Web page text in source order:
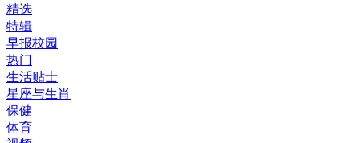
精选
特辑
早报校园
热门
生活贴士
星座与生肖
保健
体育